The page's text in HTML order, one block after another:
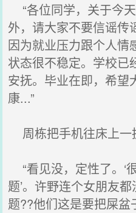
“各位同学，关于今
外，请大家不要信谣传
因为就业压力跟个人情
状态很不稳定。学校已
安抚。毕业在即，希望
康...”
周栋把手机往床上一
“看见没，定性了。‘
题’。许野连个女朋友
题??他们这是要把屎盆